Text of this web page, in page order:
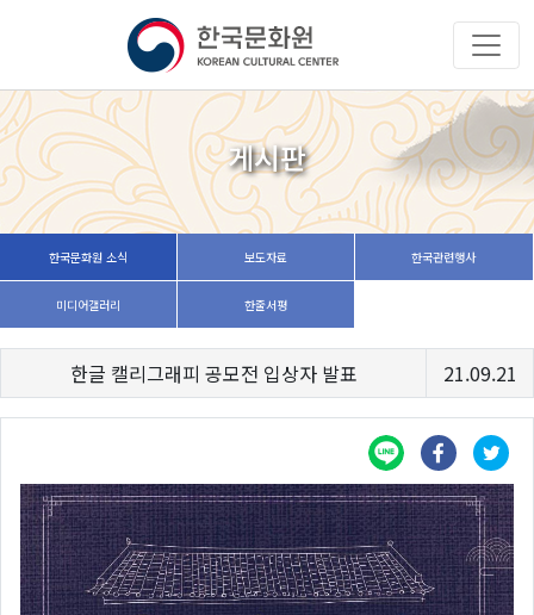
게시판
한국문화원 소식 보도자료 한국관련행사
미디어갤러리 한줄서평
한글 캘리그래피 공모전 입상자 발표 21.09.21